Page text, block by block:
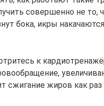
совершенно не то,
бока, икры
к
сжигание жиров как